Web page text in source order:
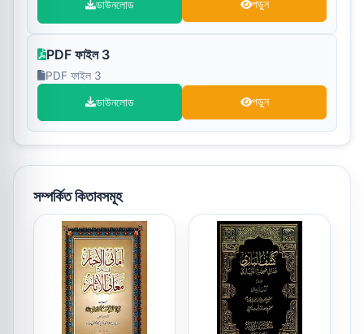
ডাউনলোড পড়ুন
PDF ফাইল 3
PDF ফাইল 3
ডাউনলোড পড়ুন
সম্পর্কিত কিতাবসমূহ